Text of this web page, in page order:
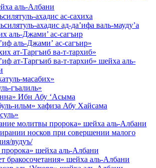
аль-Албани
ахадис ас-сахиха
ахадис ад-да’ифа валь-мауду’а
аль-Джами’ ас-сагъир
аль-Джами’ ас-сагъир»
ат-Таргъиб ва-т-тархиб»
ат-Таргъиб ва-т-тархиб» шейха аль-
масабих»
гъалиль»
Ибн Абу ‘Асыма
ильм» хафиза Абу Хайсама
молитвы пророка» шейха аль-Албани
носков при совершении малого
вудуъ/
шейха аль-Албани
бракосочетания» шейха аль-Албани